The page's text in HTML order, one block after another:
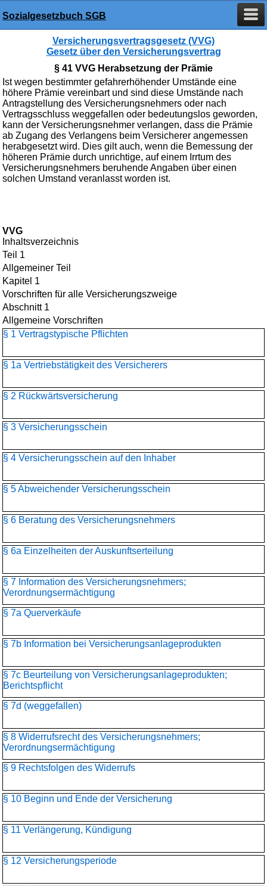
Sozialgesetzbuch SGB
Versicherungsvertragsgesetz (VVG)
Gesetz über den Versicherungsvertrag
§ 41 VVG Herabsetzung der Prämie
Ist wegen bestimmter gefahrerhöhender Umstände eine
höhere Prämie vereinbart und sind diese Umstände nach
Antragstellung des Versicherungsnehmers oder nach
Vertragsschluss weggefallen oder bedeutungslos geworden,
kann der Versicherungsnehmer verlangen, dass die Prämie
ab Zugang des Verlangens beim Versicherer angemessen
herabgesetzt wird. Dies gilt auch, wenn die Bemessung der
höheren Prämie durch unrichtige, auf einem Irrtum des
Versicherungsnehmers beruhende Angaben über einen
solchen Umstand veranlasst worden ist.
VVG
Inhaltsverzeichnis
Teil 1
Allgemeiner Teil
Kapitel 1
Vorschriften für alle Versicherungszweige
Abschnitt 1
Allgemeine Vorschriften
§ 1 Vertragstypische Pflichten
§ 1a Vertriebstätigkeit des Versicherers
§ 2 Rückwärtsversicherung
§ 3 Versicherungsschein
§ 4 Versicherungsschein auf den Inhaber
§ 5 Abweichender Versicherungsschein
§ 6 Beratung des Versicherungsnehmers
§ 6a Einzelheiten der Auskunftserteilung
§ 7 Information des Versicherungsnehmers;
Verordnungsermächtigung
§ 7a Querverkäufe
§ 7b Information bei Versicherungsanlageprodukten
§ 7c Beurteilung von Versicherungsanlageprodukten;
Berichtspflicht
§ 7d (weggefallen)
§ 8 Widerrufsrecht des Versicherungsnehmers;
Verordnungsermächtigung
§ 9 Rechtsfolgen des Widerrufs
§ 10 Beginn und Ende der Versicherung
§ 11 Verlängerung, Kündigung
§ 12 Versicherungsperiode